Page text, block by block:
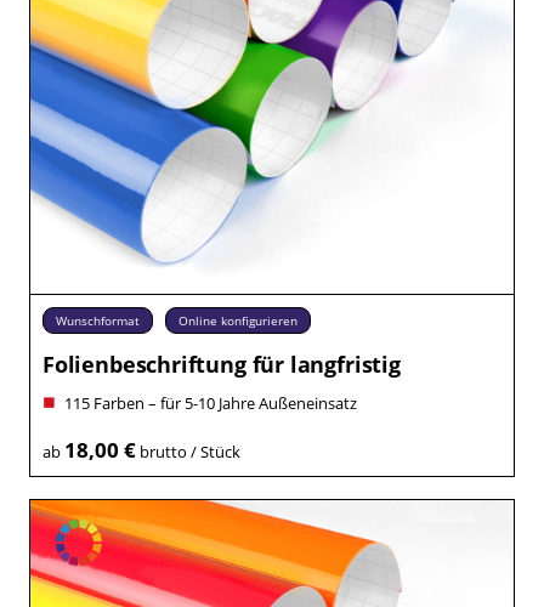
Wunschformat Online konfigurieren
Folienbeschriftung für langfristig
115 Farben – für 5-10 Jahre Außeneinsatz
ab 18,00 €brutto / Stück